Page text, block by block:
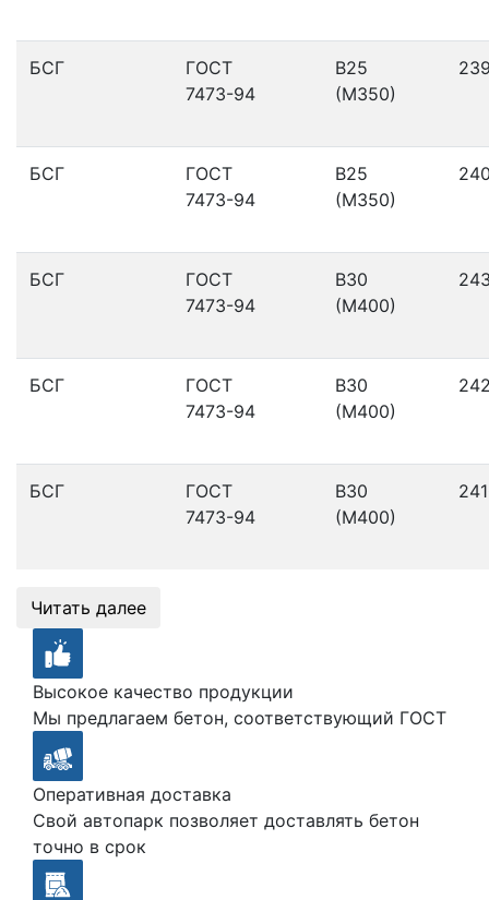
БСГ
ГОСТ
7473-94
В25
(М350)
БСГ
ГОСТ
7473-94
В25
(М350)
БСГ
ГОСТ
7473-94
В30
(М400)
БСГ
ГОСТ
7473-94
В30
(М400)
БСГ
ГОСТ
7473-94
В30
(М400)
Читать далее
Высокое качество продукции
Мы предлагаем бетон, соответствующий ГОСТ
Оперативная доставка
Свой автопарк позволяет доставлять бетон
точно в срок